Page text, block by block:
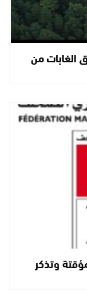
الغابات من
وتذكر